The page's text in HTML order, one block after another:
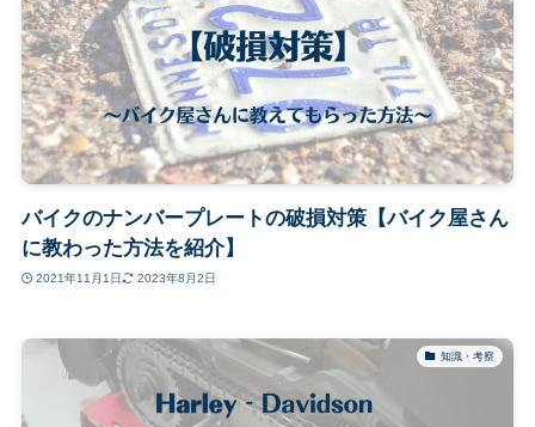
バイクのナンバープレートの破損対策【バイク屋さん
に教わった方法を紹介】
2021年11月1日 2023年8月2日
知識・考察